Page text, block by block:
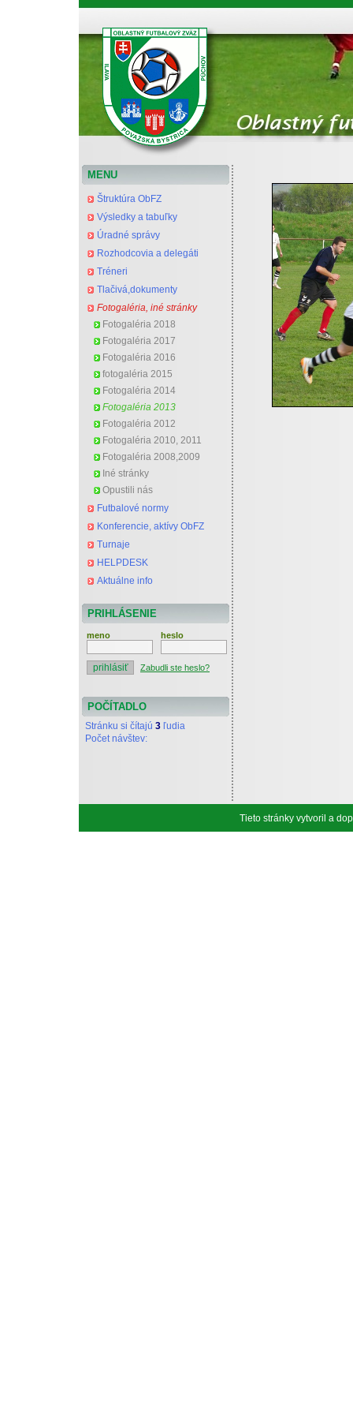
MENU
Štruktúra ObFZ
Výsledky a tabuľky
Úradné správy
Rozhodcovia a delegáti
Tréneri
Tlačivá,dokumenty
Fotogaléria, iné stránky
Fotogaléria 2018
Fotogaléria 2017
Fotogaléria 2016
fotogaléria 2015
Fotogaléria 2014
Fotogaléria 2013
Fotogaléria 2012
Fotogaléria 2010, 2011
Fotogaléria 2008,2009
Iné stránky
Opustili nás
Futbalové normy
Konferencie, aktívy ObFZ
Turnaje
HELPDESK
Aktuálne info
PRIHLÁSENIE
meno heslo
Zabudli ste heslo?
POČÍTADLO
Stránku si čítajú 3 ľudia
Počet návštev:
Tieto stránky vytvoril a